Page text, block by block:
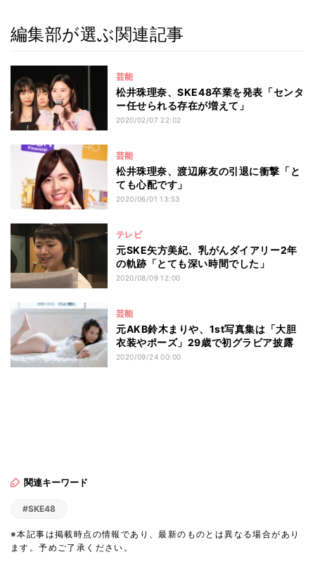
編集部が選ぶ関連記事
芸能
松井珠理奈、SKE48卒業を発表「センタ
ー任せられる存在が増えて」
2020/02/07 22:02
芸能
松井珠理奈、渡辺麻友の引退に衝撃「と
ても心配です」
2020/06/01 13:53
テレビ
元SKE矢方美紀、乳がんダイアリー2年
の軌跡「とても深い時間でした」
2020/08/09 12:00
芸能
元AKB鈴木まりや、1st写真集は「大胆
衣装やポーズ」29歳で初グラビア披露
2020/09/24 00:00
関連キーワード
#SKE48
※本記事は掲載時点の情報であり、最新のものとは異なる場合があり
ます。予めご了承ください。